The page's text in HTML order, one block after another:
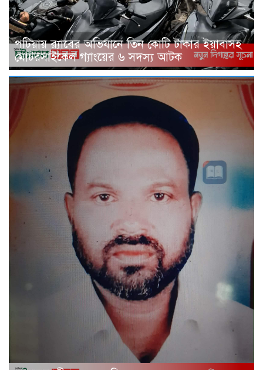
পটিয়ায় র‍্যাবের অভিযানে তিন কোটি টাকার ইয়াবাসহ
মোটরসাইকেল গ্যাংয়ের ৬ সদস্য আটক